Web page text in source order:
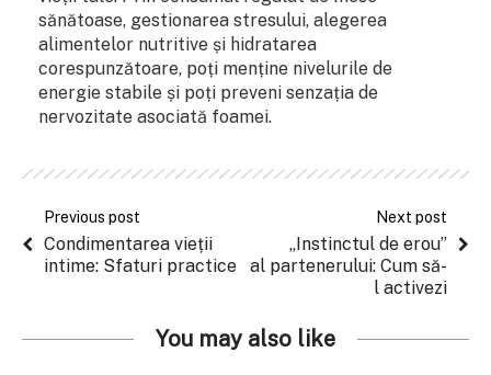
sănătoase, gestionarea stresului, alegerea
alimentelor nutritive și hidratarea
corespunzătoare, poți menține nivelurile de
energie stabile și poți preveni senzația de
nervozitate asociată foamei.
Previous post
Condimentarea vieții
intime: Sfaturi practice
Next post
„Instinctul de erou”
al partenerului: Cum să-
l activezi
You may also like